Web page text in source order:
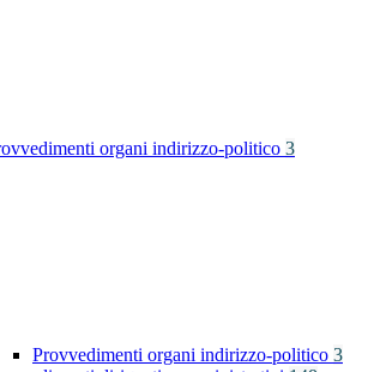
organi indirizzo-politico 3
Provvedimenti organi indirizzo-politico 3